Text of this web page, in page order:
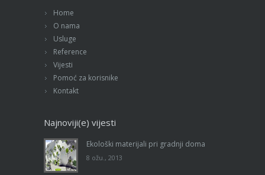
Home
O nama
Usluge
Reference
Vijesti
Pomoć za korisnike
Kontakt
Najnoviji(e) vijesti
Ekološki materijali pri gradnji doma
8 ožu., 2013